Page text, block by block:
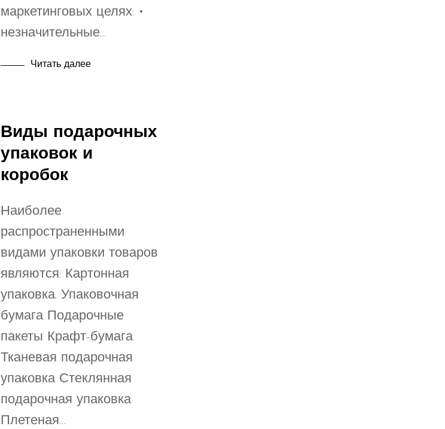
маркетинговых целях: •
незначительные…
Читать далее
Виды подарочных
упаковок и
коробок
Наиболее
распространенными
видами упаковки товаров
являются: Картонная
упаковка. Упаковочная
бумага Подарочные
пакеты Крафт-бумага
Тканевая подарочная
упаковка Стеклянная
подарочная упаковка
Плетеная…